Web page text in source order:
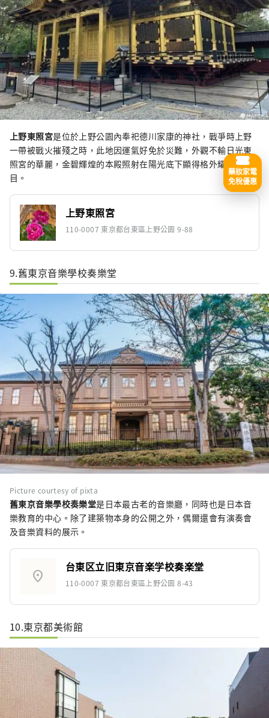
上野東照宮是位於上野公園內奉祀德川家康的神社，戰爭時上野
一帶被戰火摧殘之時，此地因運氣好免於災難，外觀不輸日光東
照宮的華麗，金碧輝煌的本殿照射在陽光底下顯得格外耀眼奪
目。
上野東照宮
110-0007 東京都台東區上野公園 9-88
9.舊東京音樂學校奏樂堂
Picture courtesy of pixta
舊東京音樂學校奏樂堂是日本最古老的音樂廳，同時也是日本音
樂教育的中心。除了建築物本身的公開之外，偶爾還會有演奏會
及音樂資料的展示。
location_on
台東区立旧東京音楽学校奏楽堂
110-0007 東京都台東區上野公園 8-43
10.東京都美術館
藥妝家電
免稅優惠